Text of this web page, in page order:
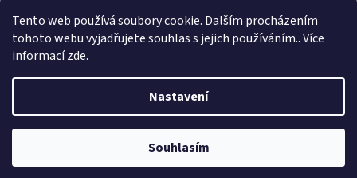
Tento web používá soubory cookie. Dalším procházením
tohoto webu vyjadřujete souhlas s jejich používáním.. Více
informacízde.
Nastavení
Souhlasím
Copyright 2026CENTER SHOP. Všechna práva vyhrazena.Upravit
nastavení cookies